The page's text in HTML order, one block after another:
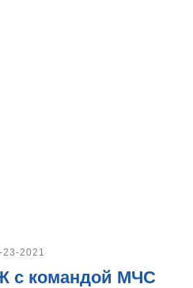
23-2021
с командой МЧС